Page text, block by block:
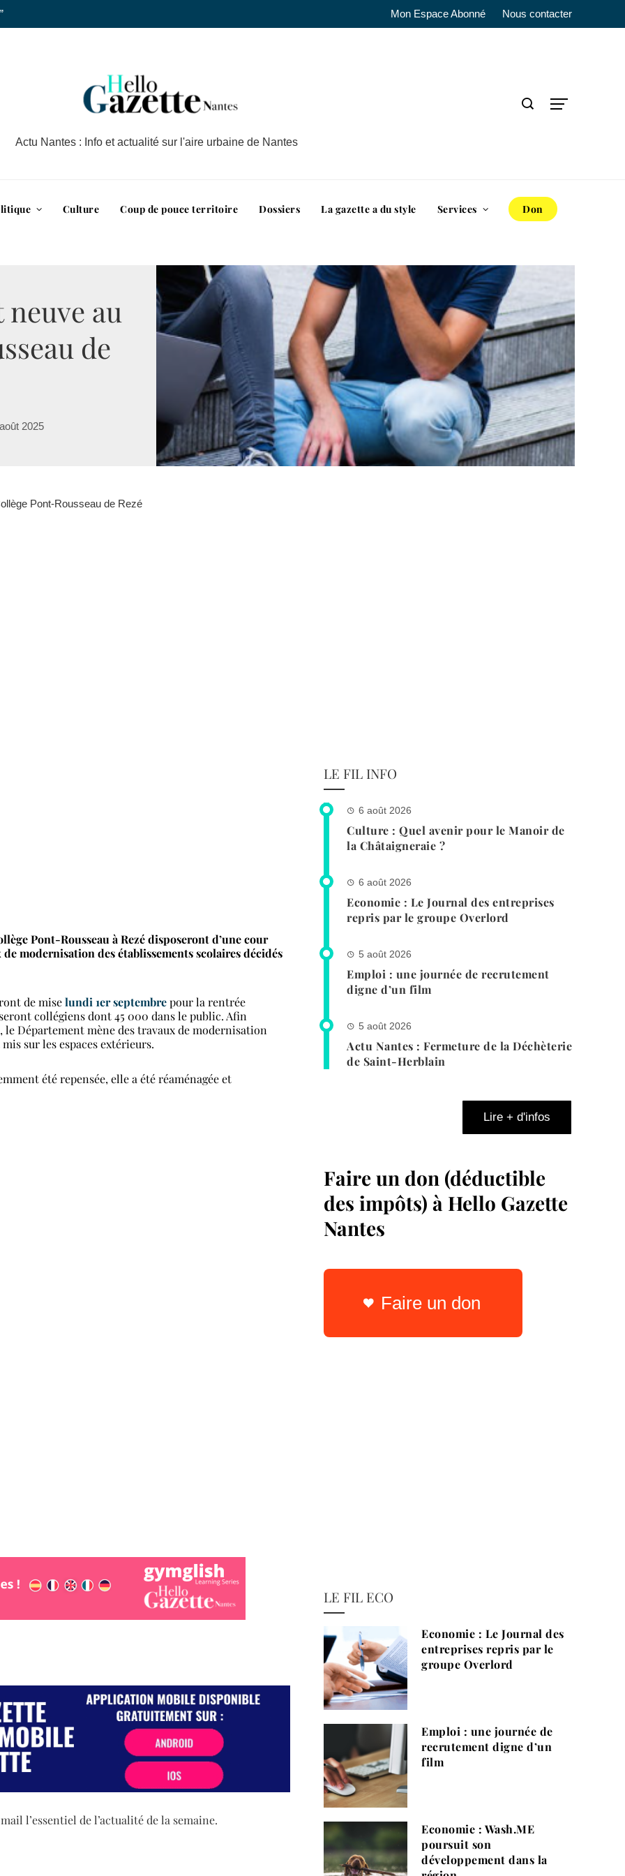
Mon Espace Abonné Nous contacter
Actu Nantes : Info et actualité sur l'aire urbaine de Nantes
Culture Coup de pouce territoire Dossiers La gazette a du style Services Don
au
de
2025
Pont-Rousseau de Rezé
Pont-Rousseau à Rezé disposeront d’une cour
modernisation des établissements scolaires décidés
de miselundi 1er septembrepour la rentrée
collégiens dont 45 000 dans le public. Afin
Département mène des travaux de modernisation
sur les espaces extérieurs.
été repensée, elle a été réaménagée et
l’essentiel de l’actualité de la semaine.
LE FIL INFO
6 août 2026
Culture : Quel avenir pour le Manoir de
la Châtaigneraie ?
6 août 2026
Economie : Le Journal des entreprises
repris par le groupe Overlord
5 août 2026
Emploi : une journée de recrutement
digne d’un film
5 août 2026
Actu Nantes : Fermeture de la Déchèterie
de Saint-Herblain
Lire + d'infos
Faire un don (déductible
des impôts) à Hello Gazette
Nantes
Faire un don
LE FIL ECO
Economie : Le Journal des
entreprises repris par le
groupe Overlord
Emploi : une journée de
recrutement digne d’un
film
Economie : Wash.ME
poursuit son
développement dans la